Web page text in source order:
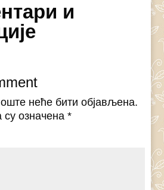
и
неће бити објављена.
означена*